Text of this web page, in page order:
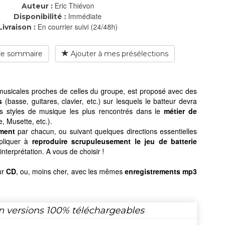
Auteur : Eric Thiévon
Disponibilité : Immédiate
: En courrier suivi (24/48h)
sommaire Ajouter à mes présélections
proches de celles du groupe, est proposé avec des
(basse, guitares, clavier, etc.) sur lesquels le batteur devra
styles de musique les plus rencontrés dans lemétier de
Musette, etc.).
par chacun, ou suivant quelques directions essentielles
à reproduire scrupuleusement le jeu de batterie
A vous de choisir !
CD, ou, moins cher, avec les mêmes enregistrements mp3
100% téléchargeables